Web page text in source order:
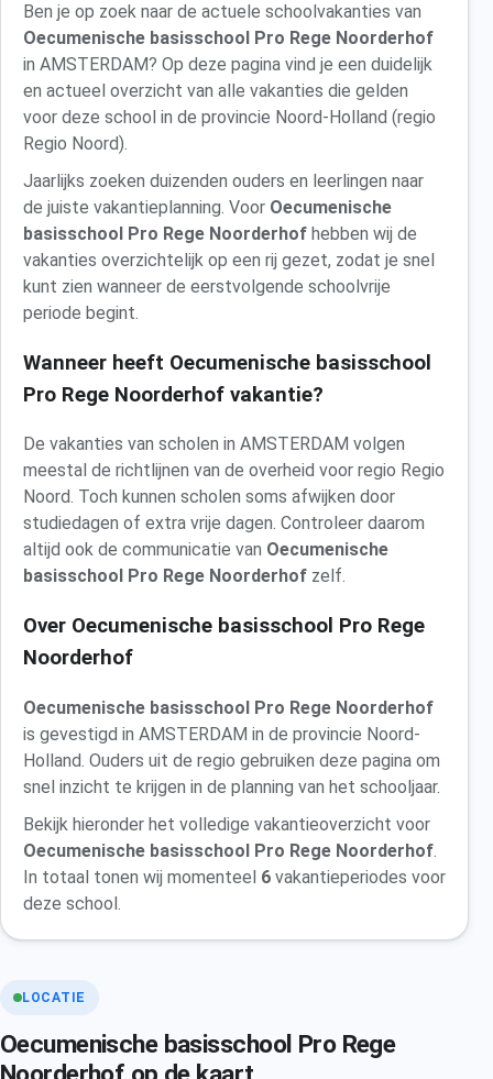
Ben je op zoek naar de actuele schoolvakanties van
Oecumenische basisschool Pro Rege Noorderhof
in AMSTERDAM? Op deze pagina vind je een duidelijk
en actueel overzicht van alle vakanties die gelden
voor deze school in de provincie Noord-Holland (regio
Regio Noord).
Jaarlijks zoeken duizenden ouders en leerlingen naar
de juiste vakantieplanning. Voor Oecumenische
basisschool Pro Rege Noorderhof hebben wij de
vakanties overzichtelijk op een rij gezet, zodat je snel
kunt zien wanneer de eerstvolgende schoolvrije
periode begint.
Wanneer heeft Oecumenische basisschool
Pro Rege Noorderhof vakantie?
De vakanties van scholen in AMSTERDAM volgen
meestal de richtlijnen van de overheid voor regio Regio
Noord. Toch kunnen scholen soms afwijken door
studiedagen of extra vrije dagen. Controleer daarom
altijd ook de communicatie van Oecumenische
basisschool Pro Rege Noorderhof zelf.
Over Oecumenische basisschool Pro Rege
Noorderhof
Oecumenische basisschool Pro Rege Noorderhof
is gevestigd in AMSTERDAM in de provincie Noord-
Holland. Ouders uit de regio gebruiken deze pagina om
snel inzicht te krijgen in de planning van het schooljaar.
Bekijk hieronder het volledige vakantieoverzicht voor
Oecumenische basisschool Pro Rege Noorderhof.
In totaal tonen wij momenteel 6 vakantieperiodes voor
deze school.
LOCATIE
Oecumenische basisschool Pro Rege